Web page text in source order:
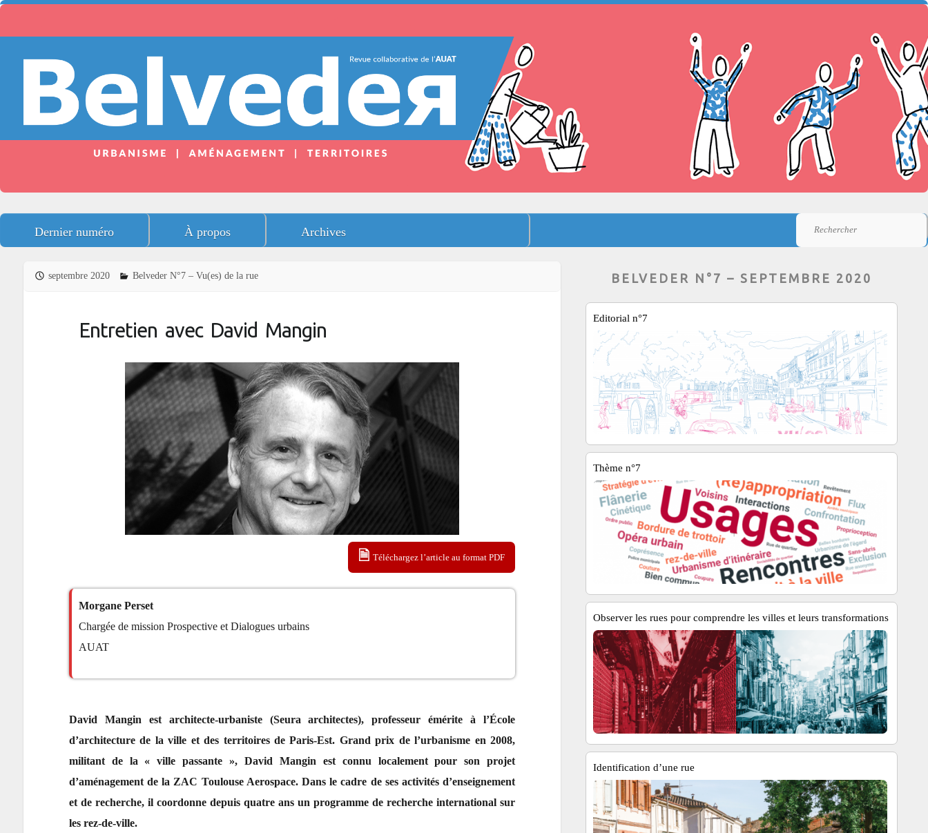
Dernier numéro À propos Archives
Rechercher
septembre 2020 Belveder N°7 – Vu(es) de la rue
Entretien avec David Mangin
Téléchargez l’article au format PDF
Morgane Perset
Chargée de mission Prospective et Dialogues urbains
AUAT
David Mangin est architecte-urbaniste (Seura architectes), professeur émérite à l’École
d’architecture de la ville et des territoires de Paris-Est. Grand prix de l’urbanisme en 2008,
militant de la « ville passante », David Mangin est connu localement pour son projet
d’aménagement de la ZAC Toulouse Aerospace. Dans le cadre de ses activités d’enseignement
et de recherche, il coordonne depuis quatre ans un programme de recherche international sur
les rez-de-ville.
BELVEDER N°7 – SEPTEMBRE 2020
Editorial n°7
Thème n°7
Observer les rues pour comprendre les villes et leurs transformations
Identification d’une rue